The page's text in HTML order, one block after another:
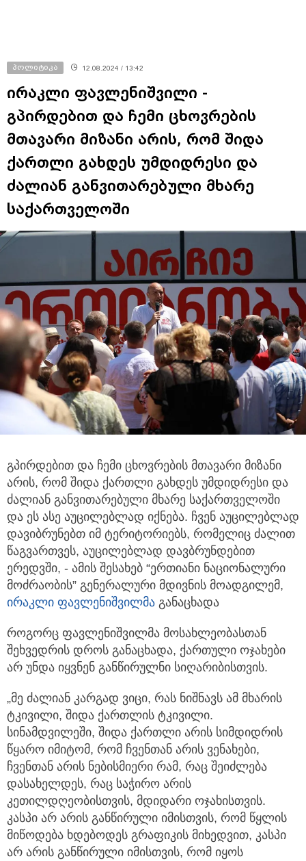
პოლიტიკა 12.08.2024 / 13:42
ირაკლი ფავლენიშვილი -
გპირდებით და ჩემი ცხოვრების
მთავარი მიზანი არის, რომ შიდა
ქართლი გახდეს უმდიდრესი და
ძალიან განვითარებული მხარე
საქართველოში
გპირდებით და ჩემი ცხოვრების მთავარი მიზანი
არის, რომ შიდა ქართლი გახდეს უმდიდრესი და
ძალიან განვითარებული მხარე საქართველოში
და ეს ასე აუცილებლად იქნება. ჩვენ აუცილებლად
დავიბრუნებთ იმ ტერიტორიებს, რომელიც ძალით
წაგვართვეს, აუცილებლად დავბრუნდებით
ერედვში, - ამის შესახებ “ერთიანი ნაციონალური
მოძრაობის” გენერალური მდივნის მოადგილემ,
ირაკლი ფავლენიშვილმა განაცხადა
როგორც ფავლენიშვილმა მოსახლეობასთან
შეხვედრის დროს განაცხადა, ქართული ოჯახები
არ უნდა იყვნენ განწირულნი სიღარიბისთვის.
„მე ძალიან კარგად ვიცი, რას ნიშნავს ამ მხარის
ტკივილი, შიდა ქართლის ტკივილი.
სინამდვილეში, შიდა ქართლი არის სიმდიდრის
წყარო იმიტომ, რომ ჩვენთან არის ვენახები,
ჩვენთან არის ნებისმიერი რამ, რაც შეიძლება
დასახელდეს, რაც საჭირო არის
კეთილდღეობისთვის, მდიდარი ოჯახისთვის.
კასპი არ არის განწირული იმისთვის, რომ წყლის
მიწოდება ხდებოდეს გრაფიკის მიხედვით, კასპი
არ არის განწირული იმისთვის, რომ იყოს